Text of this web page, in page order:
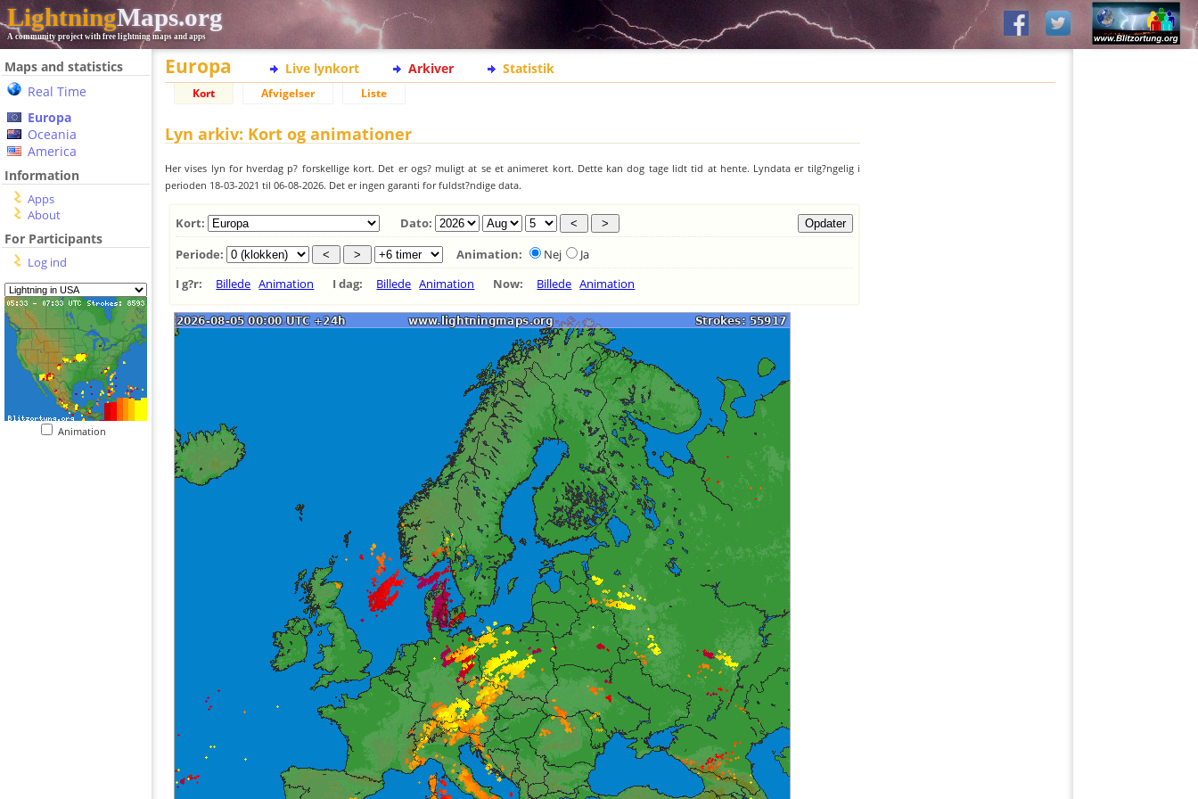
LightningMaps.org
A community project with free lightning maps and apps
Maps and statistics
Real Time
Europa
Oceania
America
Information
Apps
About
For Participants
Log ind
Animation
Europa Live lynkort Arkiver Statistik
Kort Afvigelser Liste
Lyn arkiv: Kort og animationer
Her vises lyn for hverdag p? forskellige kort. Det er ogs? muligt at se et animeret kort. Dette kan dog tage lidt tid at hente. Lyndata er tilg?ngelig i
perioden 18-03-2021 til 06-08-2026. Det er ingen garanti for fuldst?ndige data.
Kort:
Dato:
Periode:
Animation: Nej
Ja
I g?r:
Billede Animation I dag: Billede Animation Now: Billede Animation